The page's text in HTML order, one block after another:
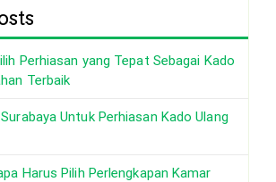
Perhiasan yang Tepat Sebagai Kado
Terbaik
Untuk Perhiasan Kado Ulang
Harus Pilih Perlengkapan Kamar